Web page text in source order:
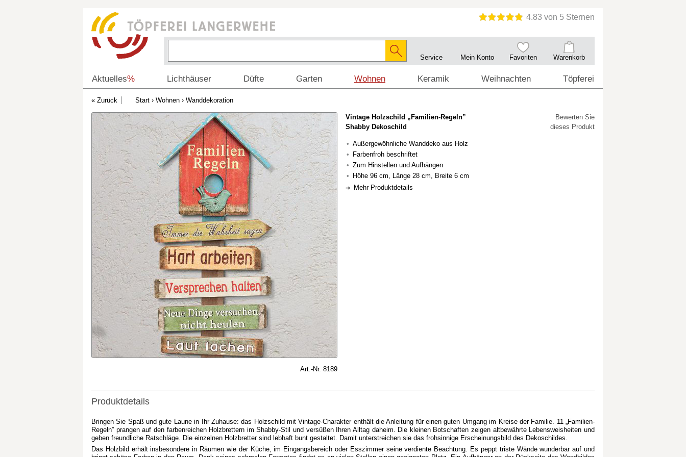
Service Mein Konto Favoriten Warenkorb
Aktuelles% Lichthäuser Düfte Garten Wohnen Keramik Weihnachten Töpferei
Start › Wohnen › Wanddekoration
Art.-Nr. 8189
Vintage Holzschild „Familien-Regeln”
Shabby Dekoschild
Außergewöhnliche Wanddeko aus Holz
Farbenfroh beschriftet
Zum Hinstellen und Aufhängen
Höhe 96 cm, Länge 28 cm, Breite 6 cm
Mehr Produktdetails
Bewerten Sie
dieses Produkt
Produktdetails
Bringen Sie Spaß und gute Laune in Ihr Zuhause: das Holzschild mit Vintage-Charakter enthält die Anleitung für einen guten Umgang im Kreise der Familie. 11 „Familien-
Regeln” prangen auf den farbenreichen Holzbrettern im Shabby-Stil und versüßen Ihren Alltag daheim. Die kleinen Botschaften zeigen altbewährte Lebensweisheiten und
geben freundliche Ratschläge. Die einzelnen Holzbretter sind lebhaft bunt gestaltet. Damit unterstreichen sie das frohsinnige Erscheinungsbild des Dekoschildes.
Das Holzbild erhält insbesondere in Räumen wie der Küche, im Eingangsbereich oder Esszimmer seine verdiente Beachtung. Es peppt triste Wände wunderbar auf und